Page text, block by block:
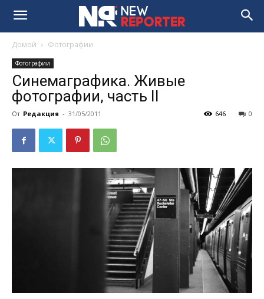
Домой Фотографии
Фотографии
Cинемаграфика. Живые
фотографии, часть II
От Редакция - 31/05/2011 0
646